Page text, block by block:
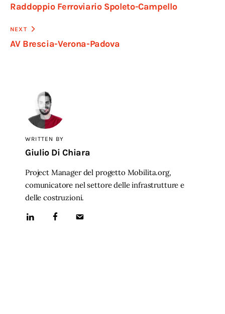
Raddoppio Ferroviario Spoleto-Campello
NEXT
AV Brescia-Verona-Padova
WRITTEN BY
Giulio Di Chiara
Project Manager del progetto Mobilita.org,
comunicatore nel settore delle infrastrutture e
delle costruzioni.